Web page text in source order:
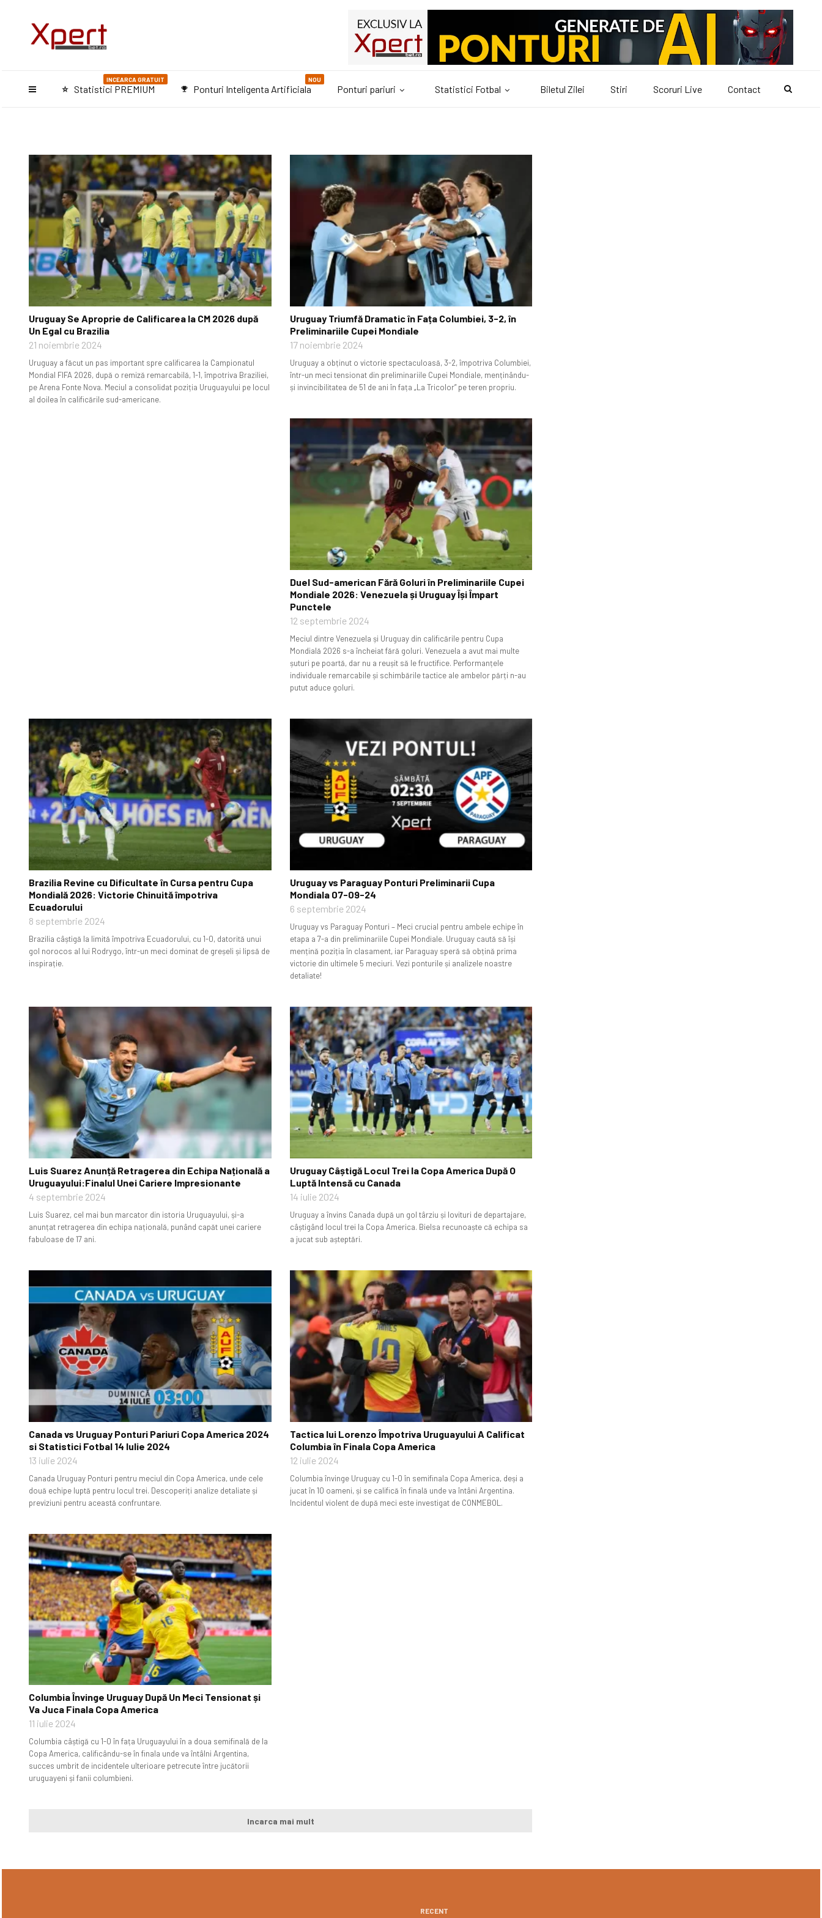
star_purple500 Statistici PREMIUM
INCEARCA GRATUIT
emoji_events Ponturi Inteligenta Artificiala
NOU
Ponturi pariuri Statistici Fotbal Biletul Zilei Stiri Scoruri Live Contact
Uruguay Se Aproprie de Calificarea la CM 2026 după
Un Egal cu Brazilia
21 noiembrie 2024
Uruguay a făcut un pas important spre calificarea la Campionatul
Mondial FIFA 2026, după o remiză remarcabilă, 1-1, împotriva Braziliei,
pe Arena Fonte Nova. Meciul a consolidat poziția Uruguayului pe locul
al doilea în calificările sud-americane.
Uruguay Triumfă Dramatic în Fața Columbiei, 3-2, în
Preliminariile Cupei Mondiale
17 noiembrie 2024
Uruguay a obținut o victorie spectaculoasă, 3-2, împotriva Columbiei,
într-un meci tensionat din preliminariile Cupei Mondiale, menținându-
și invincibilitatea de 51 de ani în fața „La Tricolor” pe teren propriu.
Duel Sud-american Fără Goluri în Preliminariile Cupei
Mondiale 2026: Venezuela și Uruguay Își Împart
Punctele
12 septembrie 2024
Meciul dintre Venezuela și Uruguay din calificările pentru Cupa
Mondială 2026 s-a încheiat fără goluri. Venezuela a avut mai multe
șuturi pe poartă, dar nu a reușit să le fructifice. Performanțele
individuale remarcabile și schimbările tactice ale ambelor părți n-au
putut aduce goluri.
Brazilia Revine cu Dificultate în Cursa pentru Cupa
Mondială 2026: Victorie Chinuită împotriva
Ecuadorului
8 septembrie 2024
Brazilia câștigă la limită împotriva Ecuadorului, cu 1-0, datorită unui
gol norocos al lui Rodrygo, într-un meci dominat de greșeli și lipsă de
inspirație.
Uruguay vs Paraguay Ponturi Preliminarii Cupa
Mondiala 07-09-24
6 septembrie 2024
Uruguay vs Paraguay Ponturi – Meci crucial pentru ambele echipe în
etapa a 7-a din preliminariile Cupei Mondiale. Uruguay caută să își
mențină poziția în clasament, iar Paraguay speră să obțină prima
victorie din ultimele 5 meciuri. Vezi ponturile și analizele noastre
detaliate!
Luis Suarez Anunță Retragerea din Echipa Națională a
Uruguayului:Finalul Unei Cariere Impresionante
4 septembrie 2024
Luis Suarez, cel mai bun marcator din istoria Uruguayului, și-a
anunțat retragerea din echipa națională, punând capăt unei cariere
fabuloase de 17 ani.
Uruguay Câștigă Locul Trei la Copa America După O
Luptă Intensă cu Canada
14 iulie 2024
Uruguay a învins Canada după un gol târziu și lovituri de departajare,
câștigând locul trei la Copa America. Bielsa recunoaște că echipa sa
a jucat sub așteptări.
Canada vs Uruguay Ponturi Pariuri Copa America 2024
si Statistici Fotbal 14 Iulie 2024
13 iulie 2024
Canada Uruguay Ponturi pentru meciul din Copa America, unde cele
două echipe luptă pentru locul trei. Descoperiți analize detaliate și
previziuni pentru această confruntare.
Tactica lui Lorenzo Împotriva Uruguayului A Calificat
Columbia în Finala Copa America
12 iulie 2024
Columbia învinge Uruguay cu 1-0 în semifinala Copa America, deși a
jucat în 10 oameni, și se califică în finală unde va întâni Argentina.
Incidentul violent de după meci este investigat de CONMEBOL.
Columbia Învinge Uruguay După Un Meci Tensionat și
Va Juca Finala Copa America
11 iulie 2024
Columbia câștigă cu 1-0 în fața Uruguayului în a doua semifinală de la
Copa America, calificându-se în finala unde va întâlni Argentina,
succes umbrit de incidentele ulterioare petrecute între jucătorii
uruguayeni și fanii columbieni.
Incarca mai mult
RECENT